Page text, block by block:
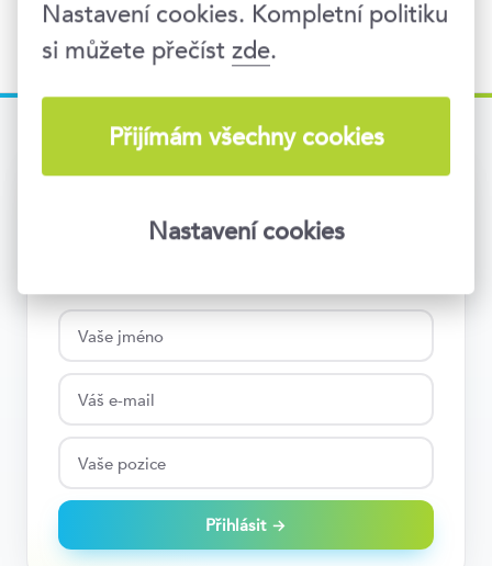
Pozvánky na kurzy a konference, newslettery,
Přihlásit →
Nastavení cookies. Kompletní politiku
si můžete přečístzde.
Přijímám všechny cookies
Nastavení cookies